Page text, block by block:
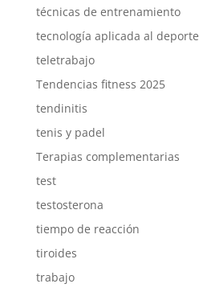
técnicas de entrenamiento
tecnología aplicada al deporte
teletrabajo
Tendencias fitness 2025
tendinitis
tenis y padel
Terapias complementarias
test
testosterona
tiempo de reacción
tiroides
trabajo